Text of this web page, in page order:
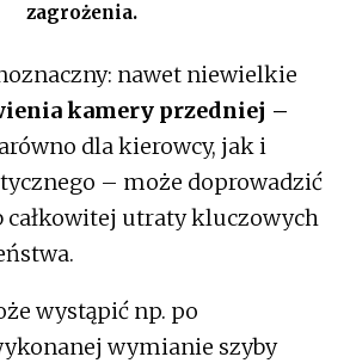
zagrożenia.
nawet niewielkie
kamery przedniej –
dla kierowcy, jak i
– może doprowadzić
całkowitej utraty kluczowych
wystąpić np. po
wymianie szyby